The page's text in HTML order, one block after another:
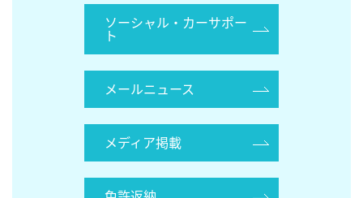
ソーシャル・カーサポー
ト
メールニュース
メディア掲載